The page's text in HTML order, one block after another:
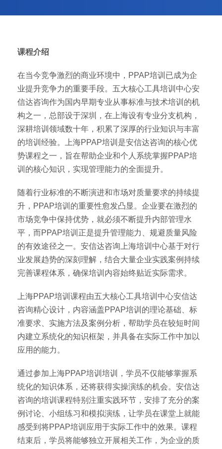
课程介绍
在当今竞争激烈的商业环境中，PPAP培训已成为企
业提升竞争力的重要手段。五大核心工具培训中心安
信达咨询作为国内早期专业从事标准与技术培训的机
构之一，总部设于深圳，在上海设有专业分支机构，
深耕培训领域数十年，积累了深厚的行业知识与丰富
的培训经验。上海PPAP培训是安信达咨询的核心优
势课程之一，旨在帮助企业和个人系统掌握PPAP培
训的核心知识，实现管理能力的全面提升。
随着行业标准的不断演进和市场对质量要求的持续提
升，PPAP培训的重要性愈发凸显。企业要在激烈的
市场竞争中保持优势，就必须不断提升内部管理水
平，而PPAP培训正是提升管理能力、规避质量风险
的有效途径之一。安信达咨询上海培训中心基于对行
业发展趋势的深刻理解，结合大量企业实践案例持续
完善课程体系，确保培训内容始终贴近实际需求。
上海PPAP培训课程由五大核心工具培训中心安信达
咨询精心设计，内容涵盖PPAP培训的理论基础、标
准要求、实施方法及案例分析，帮助学员在较短时间
内建立系统化的知识框架，并具备在实际工作中加以
应用的能力。
通过参加上海PPAP培训培训，学员不仅能够掌握系
统化的知识体系，还将获得实操演练的机会。安信达
咨询的培训课程特别注重实践环节，安排了充分的案
例讨论、小组练习和模拟演练，让学员在课堂上就能
感受到将PPAP培训应用于实际工作中的效果。课程
结束后，学员将能够独立开展相关工作，为企业的质